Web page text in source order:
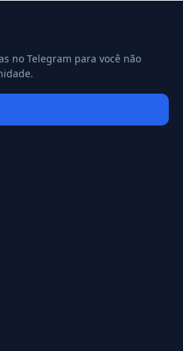
no Telegram para você não